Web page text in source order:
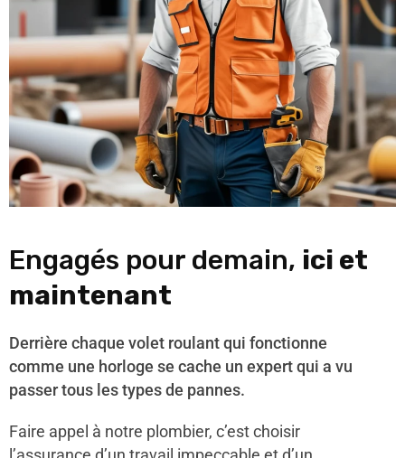
Engagés pour demain, ici et
maintenant
Derrière chaque volet roulant qui fonctionne
comme une horloge se cache un expert qui a vu
passer tous les types de pannes.
Faire appel à notre plombier, c’est choisir